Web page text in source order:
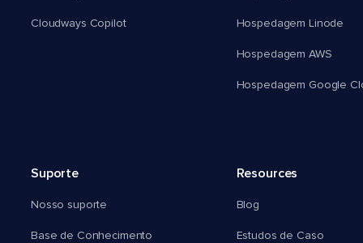
Cloudways Copilot Hospedagem Linode
Hospedagem AWS
Hospedagem Google
Suporte
Nosso suporte
Base de Conhecimento
Resources
Blog
Estudos de Caso